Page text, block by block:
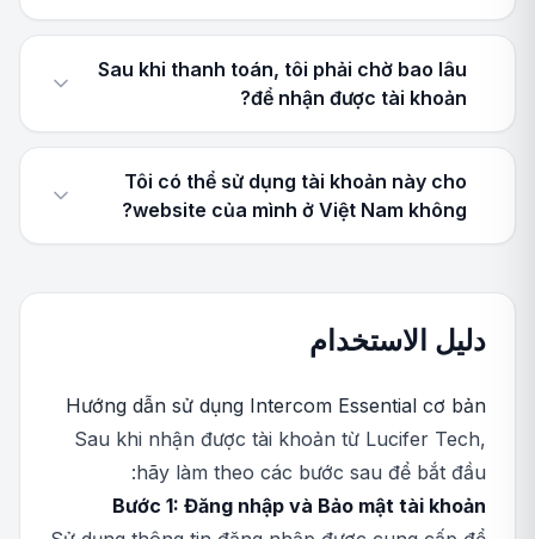
Sau khi thanh toán, tôi phải chờ bao lâu
để nhận được tài khoản?
Tôi có thể sử dụng tài khoản này cho
website của mình ở Việt Nam không?
دليل الاستخدام
Hướng dẫn sử dụng Intercom Essential cơ bản
Sau khi nhận được tài khoản từ Lucifer Tech,
hãy làm theo các bước sau để bắt đầu:
Bước 1: Đăng nhập và Bảo mật tài khoản